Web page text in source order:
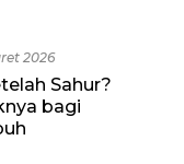
2026
Sahur?
bagi